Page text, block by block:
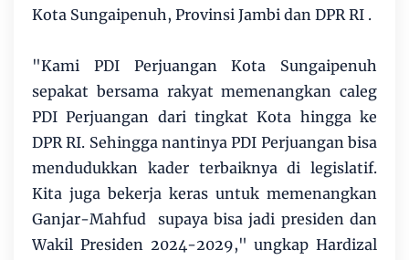
Kota Sungaipenuh, Provinsi Jambi dan DPR RI .
"Kami PDI Perjuangan Kota Sungaipenuh
sepakat bersama rakyat memenangkan caleg
PDI Perjuangan dari tingkat Kota hingga ke
DPR RI. Sehingga nantinya PDI Perjuangan bisa
mendudukkan kader terbaiknya di legislatif.
Kita juga bekerja keras untuk memenangkan
Ganjar-Mahfud supaya bisa jadi presiden dan
Wakil Presiden 2024-2029," ungkap Hardizal